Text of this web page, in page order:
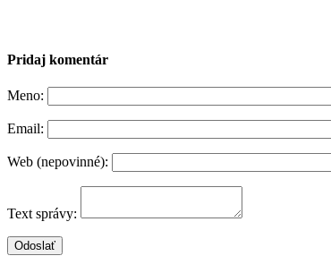
Pridaj komentár
Meno:
Email:
Web (nepovinné):
Text správy: